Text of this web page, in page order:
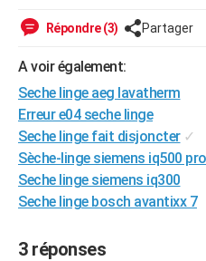
LIFESTYLE
Alimentation
Guide de la santé
Maladies
Médicaments
Sommeil
VOYAGE
Destinations
City break
Voyage nature
Voyage de noces
Forum
Climat
+PHOTO
GUIDES D'ACHAT
BONS PLANS
Répondre (3) Partager
A voir également:
Seche linge aeg lavatherm
Erreur e04 seche linge
Seche linge fait disjoncter ✓
Sèche-linge siemens iq500
Seche linge siemens iq300
Seche linge bosch avantixx 7
3 réponses